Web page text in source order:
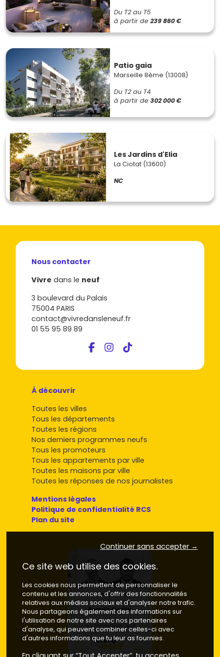
Du T2 au T5
à partir de 239 860 €
Patio gaia
Marseille 8ème (13008)
Du T2 au T4
à partir de 302 000 €
Les Jardins d'Elia
La Ciotat (13600)
NC
Nous contacter
Vivre dans le neuf
3 boulevard du Palais
75004 PARIS
contact@vivredansleneuf.fr
01 55 95 89 89
À découvrir
Toutes les villes
Tous les départements
Toutes les régions
Nos derniers programmes neufs
Tous les promoteurs
Tous les appartements par ville
Toutes les maisons par ville
Toutes les réponses de nos journalistes
Mentions légales
Politique de confidentialité RCS
Plan du site
Continuer sans accepter →
Ce site web utilise des cookies.
Les cookies nous permettent de personnaliser le
contenu et les annonces, d'offrir des fonctionnalités
relatives aux médias sociaux et d'analyser notre trafic.
Nous partageons également des informations sur
l'utilisation de notre site avec nos partenaires
d'analyse, qui peuvent combiner celles-ci avec
d'autres informations que tu leur as fournies.